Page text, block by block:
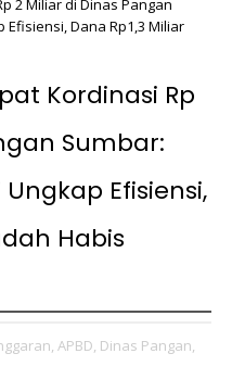
2 Miliar di Dinas Pangan
Efisiensi, Dana Rp1,3 Miliar
Kordinasi Rp
Sumbar:
Efisiensi,
Habis
APBD, Dinas Pangan,